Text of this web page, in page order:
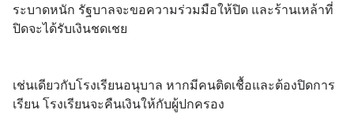
ระบาดหนัก รัฐบาลจะขอความร่วมมือให้ปิด และร้านเหล้าที่
ปิดจะได้รับเงินชดเชย
เช่นเดียวกับโรงเรียนอนุบาล หากมีคนติดเชื้อและต้องปิดการ
เรียน โรงเรียนจะคืนเงินให้กับผู้ปกครอง